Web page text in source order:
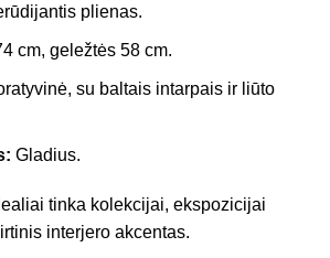
plienas.
cm, geležtės 58 cm.
su baltais intarpais ir liūto
Gladius.
tinka kolekcijai, ekspozicijai
interjero akcentas.